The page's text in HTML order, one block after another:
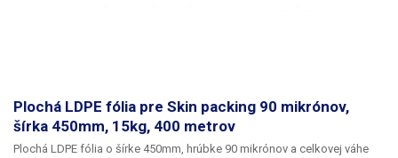
Plochá LDPE fólia pre Skin packing 90 mikrónov,
šírka 450mm, 15kg, 400 metrov
Plochá LDPE fólia o šírke 450mm, hrúbke 90 mikrónov a celkovej váhe